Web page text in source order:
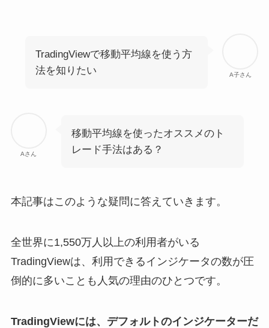
A子さん
TradingViewで移動平均線を使う方
法を知りたい
Aさん
移動平均線を使ったオススメのト
レード手法はある？
本記事はこのような疑問に答えていきます。
全世界に1,550万人以上の利用者がいる
TradingViewは、利用できるインジケータの数が圧
倒的に多いことも人気の理由のひとつです。
TradingViewには、デフォルトのインジケーターだ